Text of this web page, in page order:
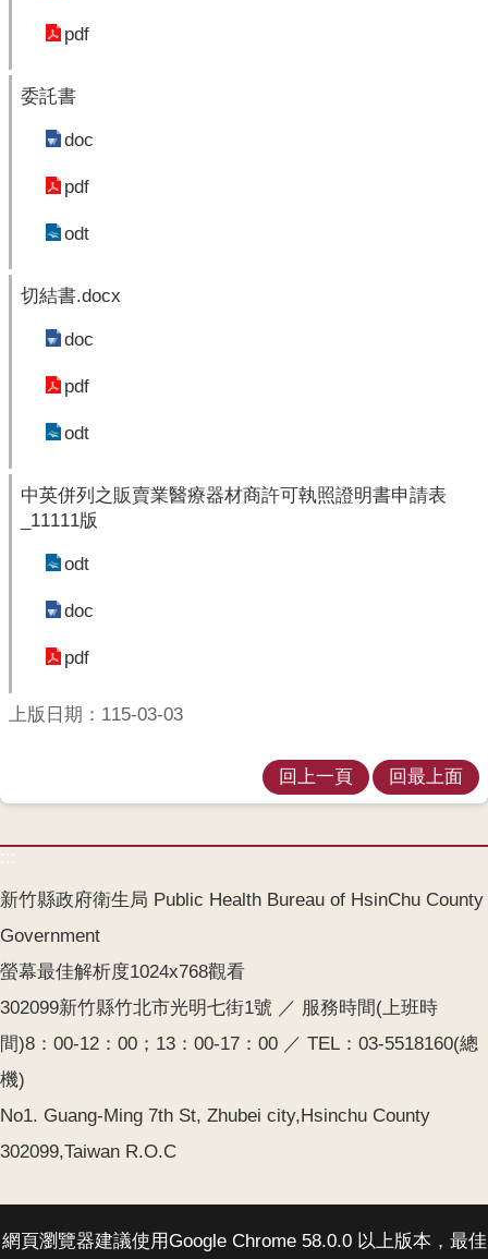
器
首
站
覽
English
智
慧
財
權
宣
私
及
全
站
料
開
放
宣
pdf
委託書
doc
pdf
odt
切結書.docx
doc
pdf
odt
中英併列之販賣業醫療器材商許可執照證明書申請表
_11111版
odt
doc
pdf
上版日期：115-03-03
回上一頁 回最上面
:::
新竹縣政府衛生局 Public Health Bureau of HsinChu County
Government
螢幕最佳解析度1024x768觀看
302099新竹縣竹北市光明七街1號 ／ 服務時間(上班時
間)8：00-12：00；13：00-17：00 ／ TEL：03-5518160(總
機)
No1. Guang-Ming 7th St, Zhubei city,Hsinchu County
302099,Taiwan R.O.C
網頁瀏覽器建議使用Google Chrome 58.0.0 以上版本，最佳